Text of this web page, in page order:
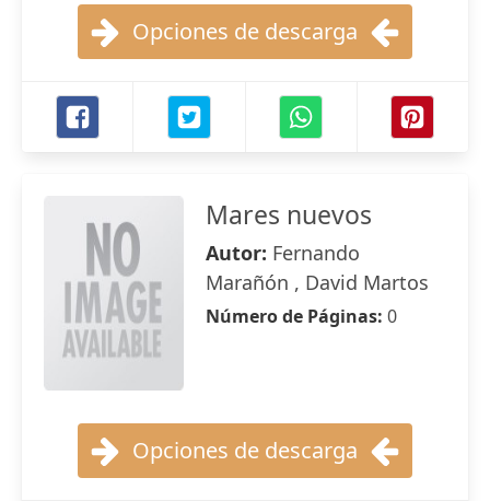
Opciones de descarga
Mares nuevos
Autor: Fernando
Marañón , David Martos
Número de Páginas: 0
Opciones de descarga